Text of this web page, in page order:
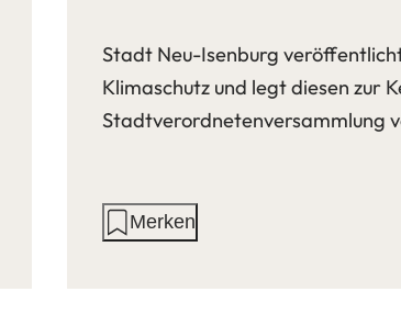
Stadt Neu-Isenburg
Klimaschutz und legt diesen zur
Stadtverordnetenversammlung
AktionenMerken